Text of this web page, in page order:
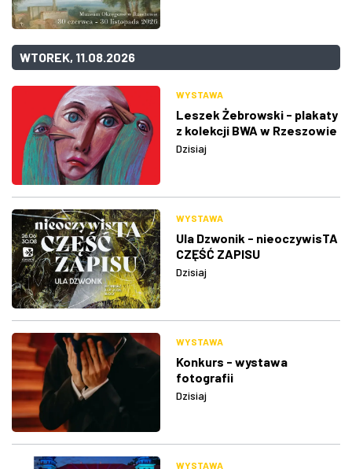
WTOREK, 11.08.2026
WYSTAWA
Leszek Żebrowski - plakaty
z kolekcji BWA w Rzeszowie
Dzisiaj
WYSTAWA
Ula Dzwonik - nieoczywisTA
CZĘŚĆ ZAPISU
Dzisiaj
WYSTAWA
Konkurs - wystawa
fotografii
Dzisiaj
WYSTAWA